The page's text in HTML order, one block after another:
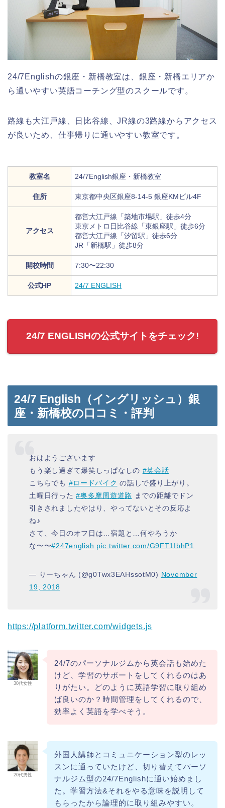
24/7Englishの銀座・新橋教室は、銀座・新橋エリアか
ら通いやすい英語コーチング型のスクールです。
路線も大江戸線、日比谷線、JR線の3路線からアクセス
が良いため、仕事帰りに通いやすい教室です。
教室名 24/7English銀座・新橋教室
住所 東京都中央区銀座8-14-5 銀座KMビル4F
アクセス
都営大江戸線「築地市場駅」徒歩4分
東京メトロ日比谷線「東銀座駅」徒歩6分
都営大江戸線「汐留駅」徒歩6分
JR「新橋駅」徒歩8分
開校時間 7:30〜22:30
公式HP 24/7 ENGLISH
24/7 ENGLISHの公式サイトをチェック!
24/7 English（イングリッシュ）銀
座・新橋校の口コミ・評判
おはようございます
もう楽し過ぎて爆笑しっぱなしの #英会話
こちらでも #ロードバイク の話しで盛り上がり。
土曜日行った#奥多摩周遊道路
までの距離でドン
引きされましたやはり、やってないとその反応よ
ね♪
さて、今日のオフ日は…宿題と…何やろうか
な〜〜#247english pic.twitter.com/G9FT1IbhP1
— りーちゃん (@g0Twx3EAHssotM0) November
19, 2018
https://platform.twitter.com/widgets.js
30代女性
24/7のパーソナルジムから英会話も始めた
けど、学習のサポートをしてくれるのはあ
りがたい。どのように英語学習に取り組め
ば良いのか？時間管理をしてくれるので、
効率よく英語を学べそう。
20代男性
外国人講師とコミュニケーション型のレッ
スンに通っていたけど、切り替えてパーソ
ナルジム型の24/7Englishに通い始めまし
た。学習方法&それをやる意味を説明して
もらったから論理的に取り組みやすい。